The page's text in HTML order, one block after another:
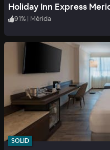
Holiday Inn Express
91% | Mérida
SOLID